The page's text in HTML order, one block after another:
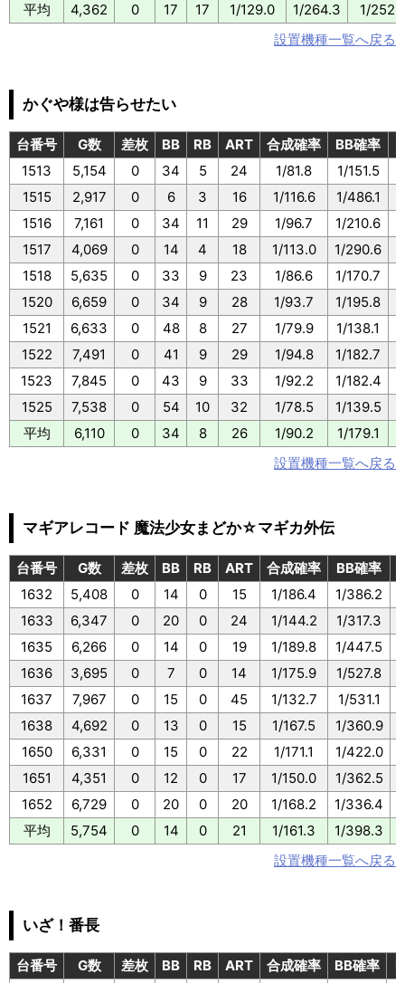
平均
4,362 0 17 17 1/129.0 1/264.3
1/252.1
設置機種一覧へ戻る
かぐや様は告らせたい
台番号 G数 差枚 BB RB ART 合成確率 BB確率
1513
5,154 0 34 5 24 1/81.8 1/151.5
1515
2,917 0 6 3 16 1/116.6 1/486.1
1516
7,161 0 34 11 29 1/96.7 1/210.6
1517
4,069 0 14 4 18 1/113.0 1/290.6
1518
5,635 0 33 9 23 1/86.6 1/170.7
1520
6,659 0 34 9 28 1/93.7 1/195.8
1521
6,633 0 48 8 27 1/79.9 1/138.1
1522
7,491 0 41 9 29 1/94.8 1/182.7
1523
7,845 0 43 9 33 1/92.2 1/182.4
1525
7,538 0 54 10 32 1/78.5 1/139.5
平均
6,110 0 34 8 26 1/90.2 1/179.1
設置機種一覧へ戻る
マギアレコード 魔法少女まどか☆マギカ外伝
台番号 G数 差枚 BB RB ART 合成確率 BB確率
1632
5,408 0 14 0 15 1/186.4 1/386.2
1633
6,347 0 20 0 24 1/144.2 1/317.3
1635
6,266 0 14 0 19 1/189.8 1/447.5
1636
3,695 0 7 0 14 1/175.9 1/527.8
1637
7,967 0 15 0 45 1/132.7 1/531.1
1638
4,692 0 13 0 15 1/167.5 1/360.9
1650
6,331 0 15 0 22 1/171.1 1/422.0
1651
4,351 0 12 0 17 1/150.0 1/362.5
1652
6,729 0 20 0 20 1/168.2 1/336.4
平均
5,754 0 14 0 21 1/161.3 1/398.3
設置機種一覧へ戻る
いざ！番長
台番号 G数 差枚 BB RB ART 合成確率 BB確率